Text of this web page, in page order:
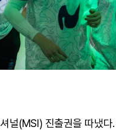
널(MSI) 진출권을 따냈다.